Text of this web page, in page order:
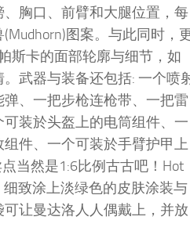
胸口、前臂和大腿位置，每
图案。与此同时，
斯卡的面部轮廓与细节，如
武器与装备还包括: 一个喷
、一把步枪连枪带、一把雷
装於头盔上的电筒组件、一
件、一个可装於手臂护甲上
当然是1:6比例古古吧！Hot
致涂上淡绿色的皮肤涂装与
让曼达洛人人偶戴上，并放